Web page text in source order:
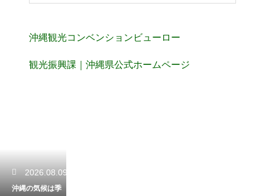
沖縄観光コンベンションビューロー
観光振興課｜沖縄県公式ホームページ
2026.08.09
沖縄の気候は季